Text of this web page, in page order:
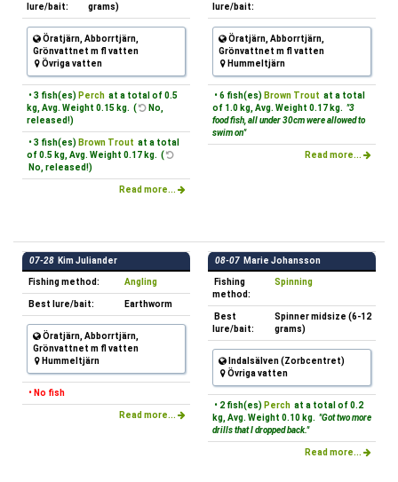
lure/bait:
grams)
Öratjärn, Abborrtjärn,
Grönvattnet m fl vatten
Övriga vatten
• 3 fish(es) Perch at a total of 0.5
kg, Avg. Weight 0.15 kg. (
No,
released!)
• 3 fish(es) Brown Trout at a total
of 0.5 kg, Avg. Weight 0.17 kg. (
No, released!)
Read more...
lure/bait:
Öratjärn, Abborrtjärn,
Grönvattnet m fl vatten
Hummeltjärn
• 6 fish(es) Brown Trout at a total
of 1.0 kg, Avg. Weight 0.17 kg. "3
food fish, all under 30cm were allowed to
swim on"
Read more...
07-28 Kim Juliander
Fishing method: Angling
Best lure/bait: Earthworm
Öratjärn, Abborrtjärn,
Grönvattnet m fl vatten
Hummeltjärn
• No fish
Read more...
08-07 Marie Johansson
Fishing
method:
Spinning
Best
lure/bait:
Spinner midsize (6-12
grams)
Indalsälven (Zorbcentret)
Övriga vatten
• 2 fish(es) Perch at a total of 0.2
kg, Avg. Weight 0.10 kg. "Got two more
drills that I dropped back."
Read more...